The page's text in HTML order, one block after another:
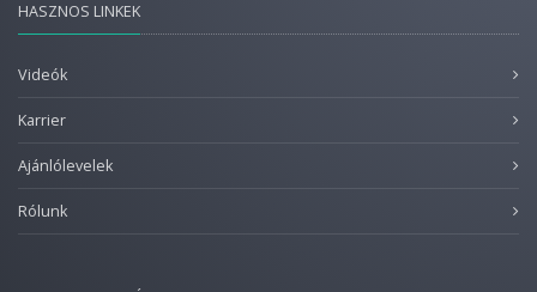
HASZNOS LINKEK
Videók
Karrier
Ajánlólevelek
Rólunk